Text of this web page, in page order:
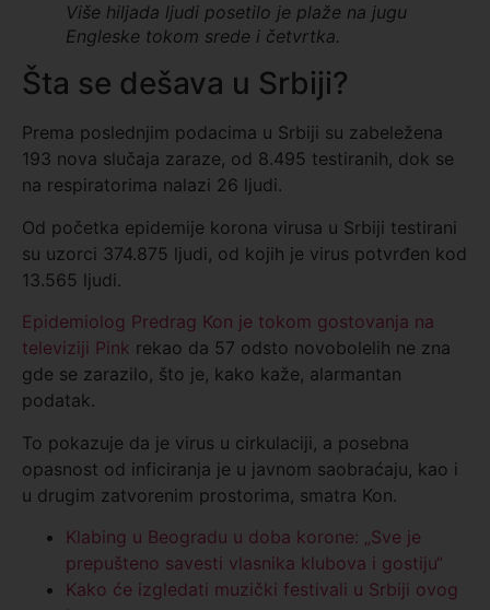
Više hiljada ljudi posetilo je plaže na jugu
Engleske tokom srede i četvrtka.
Šta se dešava u Srbiji?
Prema poslednjim podacima u Srbiji su zabeležena
193 nova slučaja zaraze, od 8.495 testiranih, dok se
na respiratorima nalazi 26 ljudi.
Od početka epidemije korona virusa u Srbiji testirani
su uzorci 374.875 ljudi, od kojih je virus potvrđen kod
13.565 ljudi.
Epidemiolog Predrag Kon je tokom gostovanja na
televiziji Pink rekao da 57 odsto novobolelih ne zna
gde se zarazilo, što je, kako kaže, alarmantan
podatak.
To pokazuje da je virus u cirkulaciji, a posebna
opasnost od inficiranja je u javnom saobraćaju, kao i
u drugim zatvorenim prostorima, smatra Kon.
Klabing u Beogradu u doba korone: „Sve je
prepušteno savesti vlasnika klubova i gostiju“
Kako će izgledati muzički festivali u Srbiji ovog